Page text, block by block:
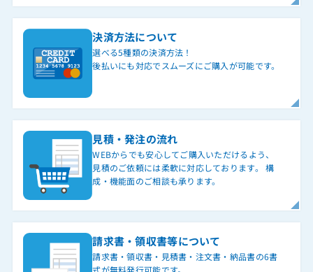
決済方法について
選べる5種類の決済方法！
後払いにも対応でスムーズにご購入が可能です。
見積・発注の流れ
WEBからでも安心してご購入いただけるよう、
見積のご依頼には柔軟に対応しております。 構
成・機能面のご相談も承ります。
請求書・領収書等について
請求書・領収書・見積書・注文書・納品書の6書
式が無料発行可能です。